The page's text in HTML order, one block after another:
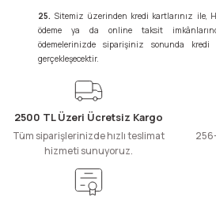
25. Sitemiz üzerinden kredi kartlarınız ile,
ödeme ya da online taksit
ödemelerinizde siparişiniz sonunda
gerçekleşecektir.
2500 TL Üzeri Ücretsiz Kargo
Tüm siparişlerinizde hızlı teslimat
hizmeti sunuyoruz.